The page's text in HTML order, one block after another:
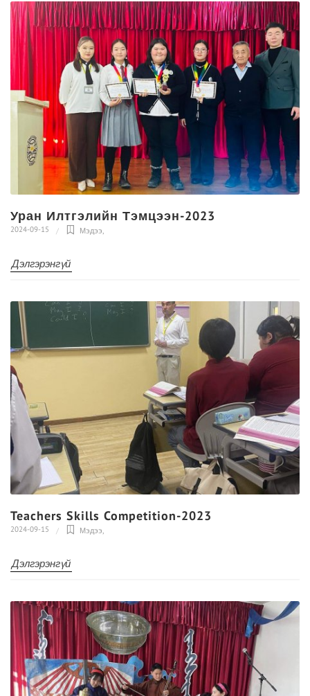
Уран Илтгэлийн Тэмцээн-2023
2024-09-15 Мэдээ,
Дэлгэрэнгүй
Teachers Skills Competition-2023
2024-09-15 Мэдээ
Дэлгэрэнгүй